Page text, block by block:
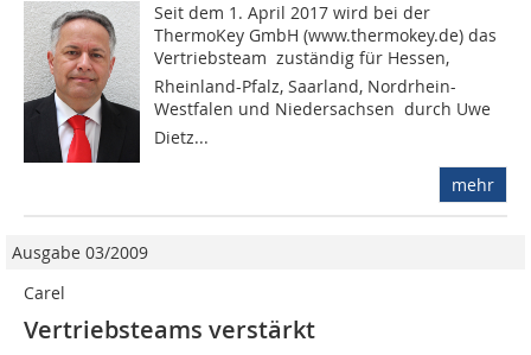
Seit dem 1. April 2017 wird bei der
ThermoKey GmbH (www.thermokey.de) das
Vertriebs­team  zuständig für Hessen,
Rheinland-Pfalz, Saarland, Nordrhein-
Westfalen und Niedersachsen  durch Uwe
Dietz...
mehr
Ausgabe 03/2009
Carel
Vertriebsteams verstärkt